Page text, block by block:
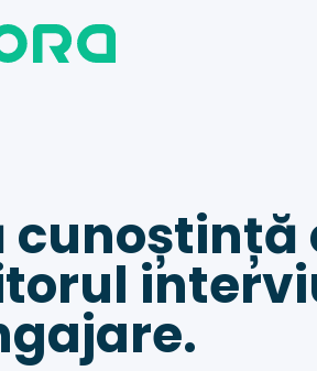
cunoștință